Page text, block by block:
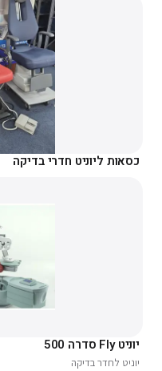
כסאות ליוניט חדרי בדיקה
יוניט Fly סדרה 500
יוניט לחדר בדיקה